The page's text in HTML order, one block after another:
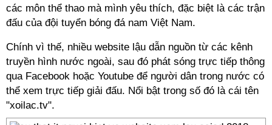
các môn thể thao mà mình yêu thích, đặc biệt là các trận
đấu của đội tuyển bóng đá nam Việt Nam.
Chính vì thế, nhiều website lậu dẫn nguồn từ các kênh
truyền hình nước ngoài, sau đó phát sóng trực tiếp thông
qua Facebook hoặc Youtube để người dân trong nước có
thể xem trực tiếp giải đấu. Nổi bật trong số đó là cái tên
"xoilac.tv".